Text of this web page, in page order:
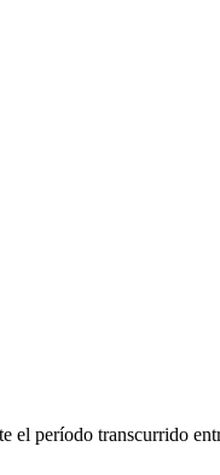
período transcurrido